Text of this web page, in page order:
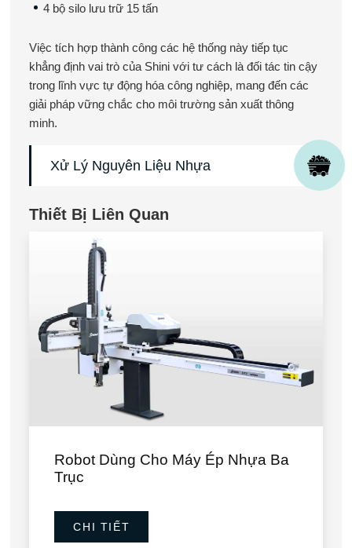
4 bộ silo lưu trữ 15 tấn
Việc tích hợp thành công các hệ thống này tiếp tục
khẳng định vai trò của Shini với tư cách là đối tác tin cậy
trong lĩnh vực tự động hóa công nghiệp, mang đến các
giải pháp vững chắc cho môi trường sản xuất thông
minh.
Xử Lý Nguyên Liệu Nhựa
Thiết Bị Liên Quan
Robot Dùng Cho Máy Ép Nhựa Ba
Trục
CHI TIẾT